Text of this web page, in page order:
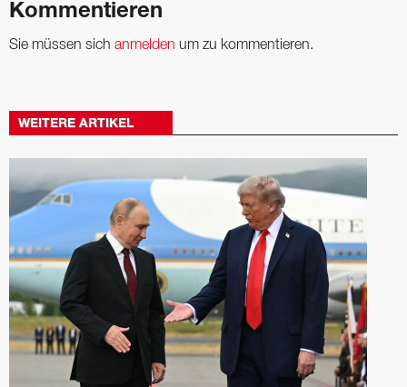
Kommentieren
Sie müssen sich anmelden um zu kommentieren.
WEITERE ARTIKEL